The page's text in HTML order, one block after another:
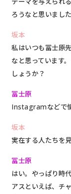
ろうなと思いました
坂本
私はいつも冨士原
なと思っています
しょうか？
冨士原
Instagramなどで
坂本
実在する人たちを
冨士原
はい。やっぱり時
アスといえば、チ